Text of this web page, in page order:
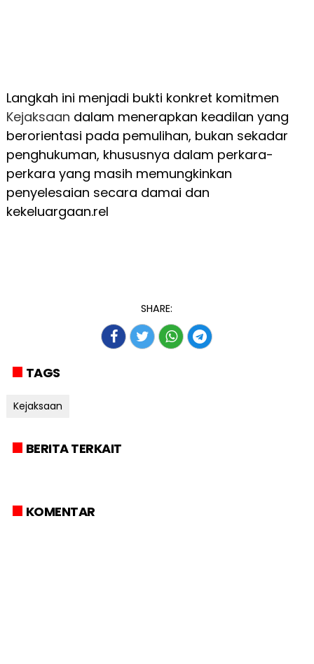
Langkah ini menjadi bukti konkret komitmen
Kejaksaan dalam menerapkan keadilan yang
berorientasi pada pemulihan, bukan sekadar
penghukuman, khususnya dalam perkara-
perkara yang masih memungkinkan
penyelesaian secara damai dan
kekeluargaan.rel
SHARE:
TAGS
Kejaksaan
BERITA TERKAIT
KOMENTAR